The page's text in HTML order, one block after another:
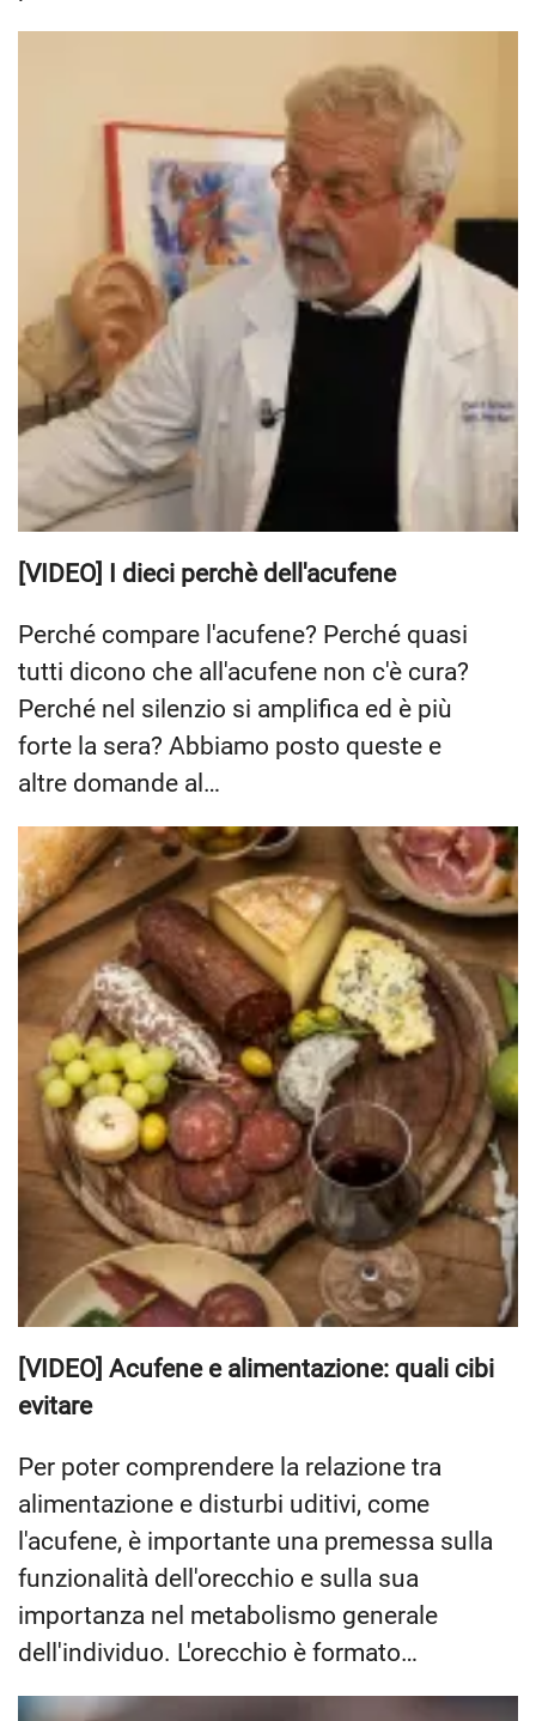
[VIDEO] I dieci perchè dell'acufene
Perché compare l'acufene? Perché quasi
tutti dicono che all'acufene non c'è cura?
Perché nel silenzio si amplifica ed è più
forte la sera? Abbiamo posto queste e
altre domande al…
[VIDEO] Acufene e alimentazione: quali cibi
evitare
Per poter comprendere la relazione tra
alimentazione e disturbi uditivi, come
l'acufene, è importante una premessa sulla
funzionalità dell'orecchio e sulla sua
importanza nel metabolismo generale
dell'individuo. L'orecchio è formato…